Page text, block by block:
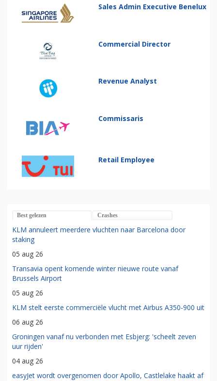
Sales Admin Executive Benelux
Commercial Director
Revenue Analyst
Commissaris
Retail Employee
Best gelezen Crashes
KLM annuleert meerdere vluchten naar Barcelona door
staking
05 aug 26
Transavia opent komende winter nieuwe route vanaf
Brussels Airport
05 aug 26
KLM stelt eerste commerciële vlucht met Airbus A350-900 uit
06 aug 26
Groningen vanaf nu verbonden met Esbjerg: 'scheelt zeven
uur rijden'
04 aug 26
easyJet wordt overgenomen door Apollo, Castlelake haakt af